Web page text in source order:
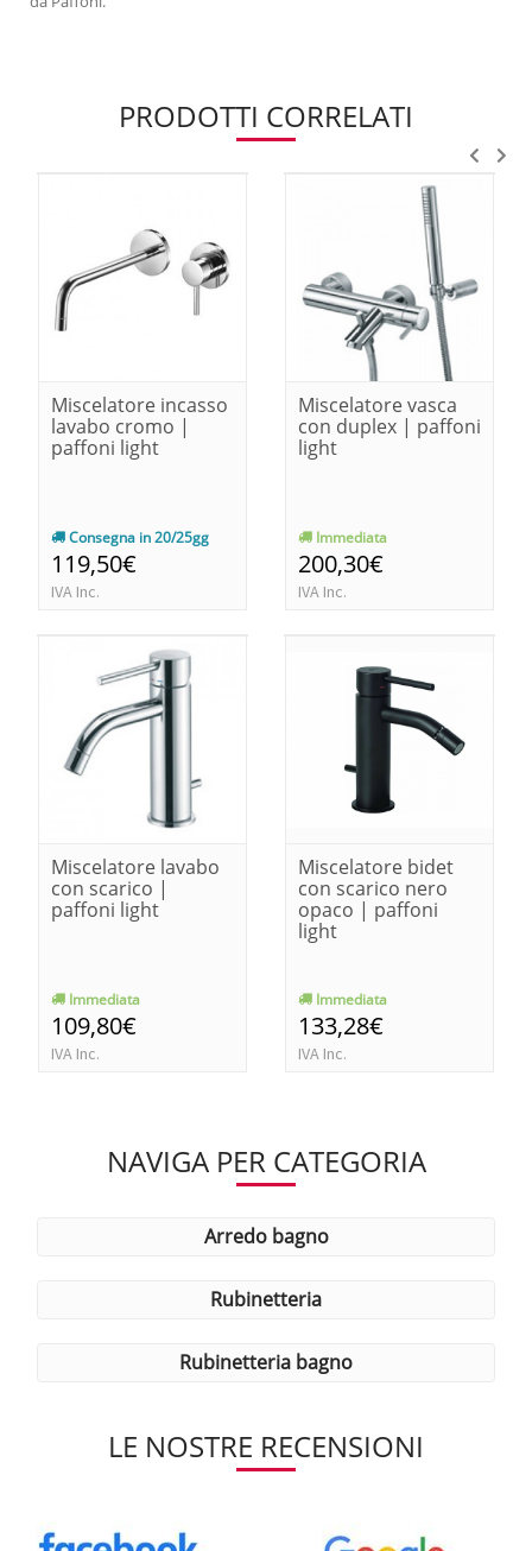
PRODOTTI CORRELATI
Miscelatore incasso
lavabo cromo |
paffoni light
Consegna in 20/25gg
119,50€
IVA Inc.
Miscelatore vasca
con duplex | paffoni
light
Immediata
200,30€
IVA Inc.
Miscelatore lavabo
con scarico |
paffoni light
Immediata
109,80€
IVA Inc.
Miscelatore bidet
con scarico nero
opaco | paffoni
light
Immediata
133,28€
IVA Inc.
NAVIGA PER CATEGORIA
arredo bagno
rubinetteria
rubinetteria bagno
LE NOSTRE RECENSIONI